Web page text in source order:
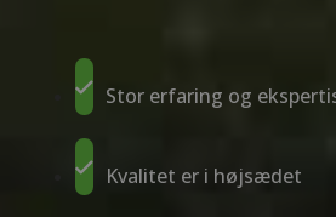
Stor erfaring og
Kvalitet er i højsædet